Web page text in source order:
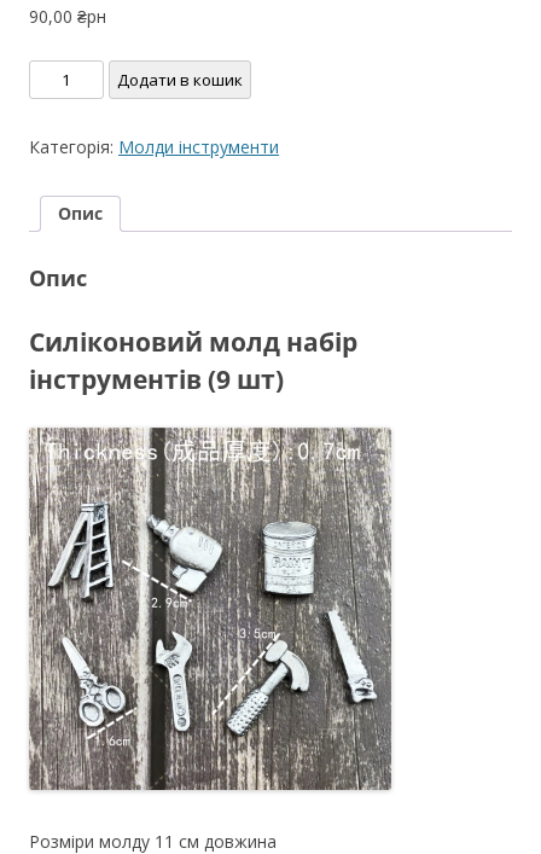
90,00 ₴рн
Силіконовий
молд
інструментів
Додати в кошик
Категорія: Молди інструменти
Опис
Опис
Силіконовий молд набір
інструментів (9 шт)
Розміри молду 11 см довжина